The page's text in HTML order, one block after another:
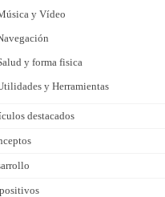
y Vídeo
y forma fisica
y Herramientas
destacados